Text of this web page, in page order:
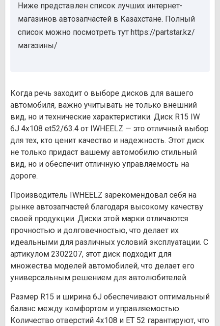
Ниже представлен список лучших интернет-
магазинов автозапчастей в Казахстане. Полный
список можно посмотреть тут https://partstar.kz/
магазины/
Когда речь заходит о выборе дисков для вашего
автомобиля, важно учитывать не только внешний
вид, но и технические характеристики. Диск R15 IW
6J 4х108 et52/63.4 от IWHEELZ — это отличный выбор
для тех, кто ценит качество и надежность. Этот диск
не только придаст вашему автомобилю стильный
вид, но и обеспечит отличную управляемость на
дороге.
Производитель IWHEELZ зарекомендовал себя на
рынке автозапчастей благодаря высокому качеству
своей продукции. Диски этой марки отличаются
прочностью и долговечностью, что делает их
идеальными для различных условий эксплуатации. С
артикулом 2302207, этот диск подходит для
множества моделей автомобилей, что делает его
универсальным решением для автолюбителей.
Размер R15 и ширина 6J обеспечивают оптимальный
баланс между комфортом и управляемостью.
Количество отверстий 4х108 и ET 52 гарантируют, что